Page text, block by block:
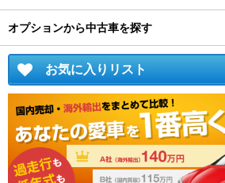
オプションから中古車を探す
お気に入りリスト